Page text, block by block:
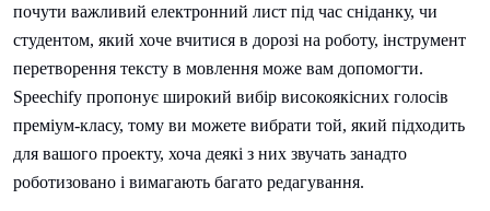
почути важливий електронний лист під час сніданку, чи
студентом, який хоче вчитися в дорозі на роботу, інструмент
перетворення тексту в мовлення може вам допомогти.
Speechify пропонує широкий вибір високоякісних голосів
преміум-класу, тому ви можете вибрати той, який підходить
для вашого проекту, хоча деякі з них звучать занадто
роботизовано і вимагають багато редагування.